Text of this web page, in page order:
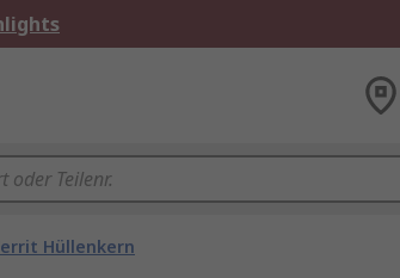
Hüllenkern